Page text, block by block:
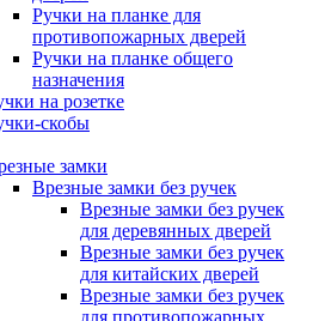
Ручки на планке для
противопожарных дверей
Ручки на планке общего
назначения
на розетке
скобы
замки
Врезные замки без ручек
Врезные замки без ручек
для деревянных дверей
Врезные замки без ручек
для китайских дверей
Врезные замки без ручек